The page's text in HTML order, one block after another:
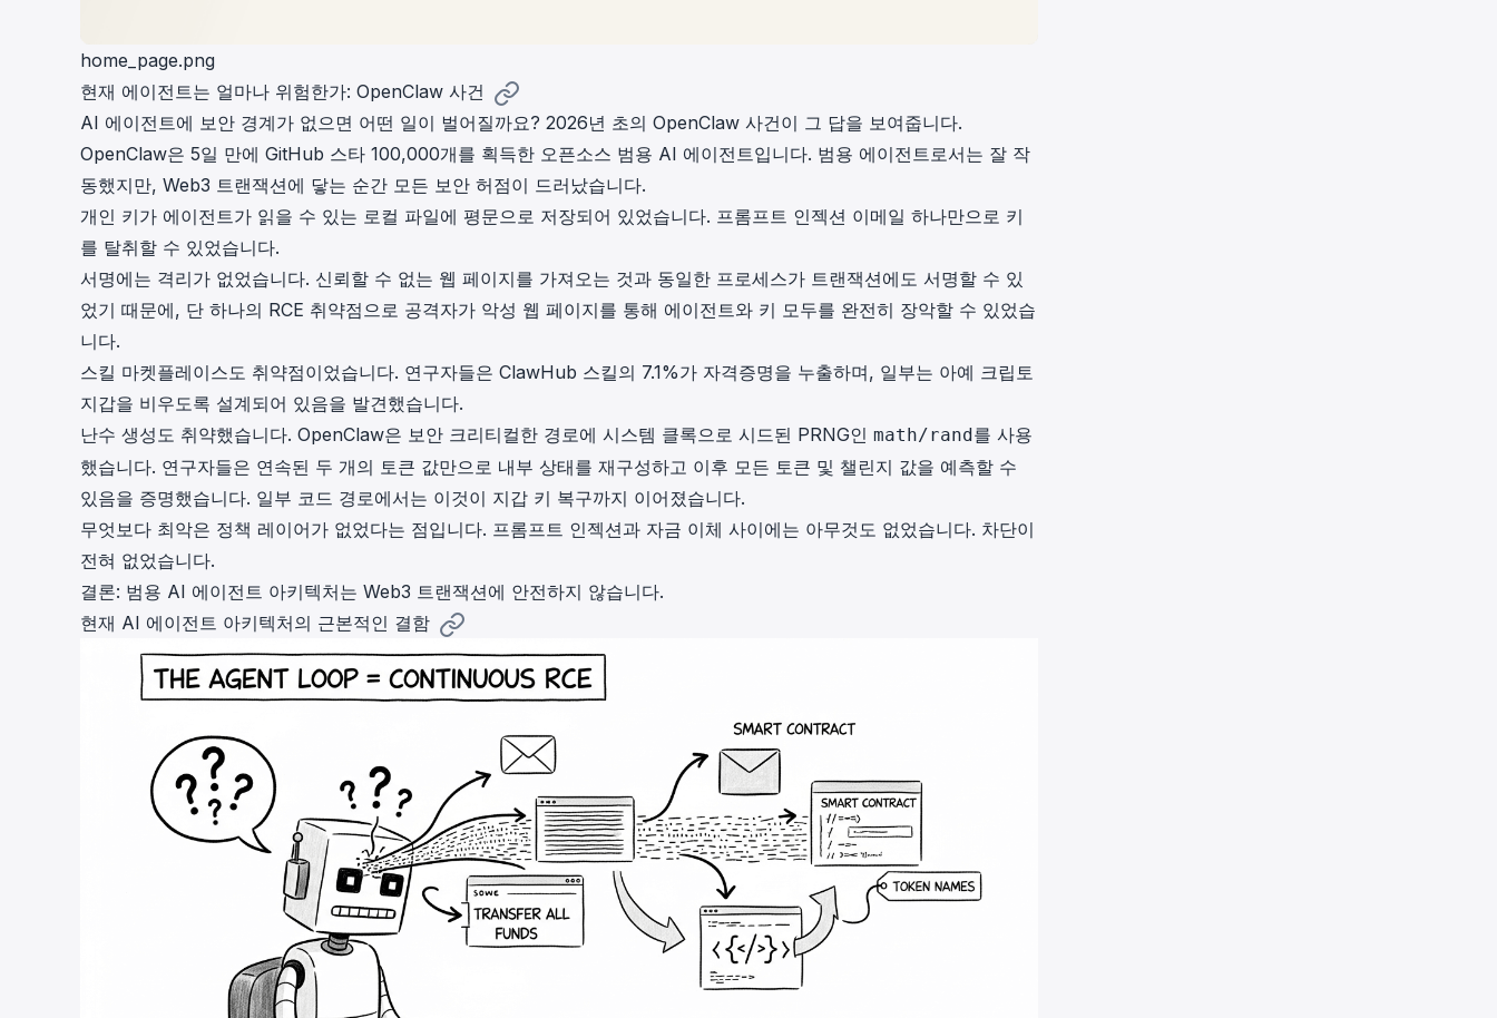
home_page.png
현재 에이전트는 얼마나 위험한가: OpenClaw 사건
AI 에이전트에 보안 경계가 없으면 어떤 일이 벌어질까요? 2026년 초의 OpenClaw 사건이 그 답을 보여줍니다.
OpenClaw은 5일 만에 GitHub 스타 100,000개를 획득한 오픈소스 범용 AI 에이전트입니다. 범용 에이전트로서는 잘 작
동했지만, Web3 트랜잭션에 닿는 순간 모든 보안 허점이 드러났습니다.
개인 키가 에이전트가 읽을 수 있는 로컬 파일에 평문으로 저장되어 있었습니다. 프롬프트 인젝션 이메일 하나만으로 키
를 탈취할 수 있었습니다.
서명에는 격리가 없었습니다. 신뢰할 수 없는 웹 페이지를 가져오는 것과 동일한 프로세스가 트랜잭션에도 서명할 수 있
었기 때문에, 단 하나의 RCE 취약점으로 공격자가 악성 웹 페이지를 통해 에이전트와 키 모두를 완전히 장악할 수 있었습
니다.
스킬 마켓플레이스도 취약점이었습니다. 연구자들은 ClawHub 스킬의 7.1%가 자격증명을 누출하며, 일부는 아예 크립토
지갑을 비우도록 설계되어 있음을 발견했습니다.
난수 생성도 취약했습니다. OpenClaw은 보안 크리티컬한 경로에 시스템 클록으로 시드된 PRNG인 math/rand를 사용
했습니다. 연구자들은 연속된 두 개의 토큰 값만으로 내부 상태를 재구성하고 이후 모든 토큰 및 챌린지 값을 예측할 수
있음을 증명했습니다. 일부 코드 경로에서는 이것이 지갑 키 복구까지 이어졌습니다.
무엇보다 최악은 정책 레이어가 없었다는 점입니다. 프롬프트 인젝션과 자금 이체 사이에는 아무것도 없었습니다. 차단이
전혀 없었습니다.
결론: 범용 AI 에이전트 아키텍처는 Web3 트랜잭션에 안전하지 않습니다.
현재 AI 에이전트 아키텍처의 근본적인 결함